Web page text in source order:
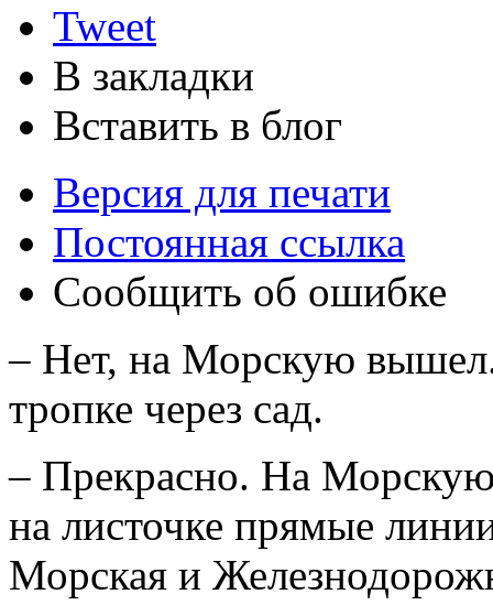
Tweet
В закладки
Вставить в блог
Версия для печати
Постоянная ссылка
Сообщить об ошибке
– Нет, на Морскую
тропке через сад.
– Прекрасно. На
на листочке прямые
Морская и